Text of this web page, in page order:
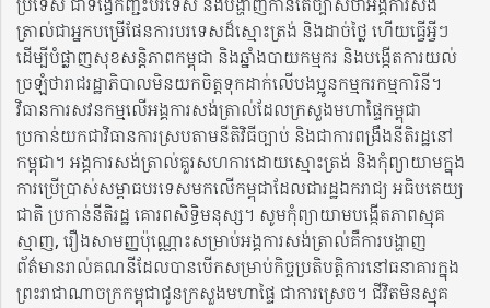
ត្រាល់ជាអ្នកបម្រើផែនការបរទេសដ៏ស្មោះត្រង់ និងដាច់ថ្លៃ ហើយធ្វើអ្វីៗ
ដើម្បីបំផ្លាញសុខសន្តិភាពកម្ពុជា និងឆ្នាំងបាយកម្មករ និងបង្កើតការយល់
ច្រឡំថារាជរដ្ឋាភិបាលមិនយកចិត្តទុកដាក់លើបងប្អូនកម្មករកម្មការិនី។
វិធានការសវនកម្មលើអង្គការសង់ត្រាល់ដែលក្រសួងមហាផ្ទៃកម្ពុជា
ប្រកាន់យកជាវិធានការស្របតាមនីតិវិធីច្បាប់ និងជាការពង្រឹងនីតិរដ្ឋនៅ
កម្ពុជា។ អង្គការសង់ត្រាល់គួរសហការដោយស្មោះត្រង់ និងកុំព្យាយាមក្នុង
ការប្រើប្រាស់សម្ពាធបរទេសមកលើកម្ពុជាដែលជារដ្ឋឯករាជ្យ អធិបតេយ្យ
ជាតិ ប្រកាន់នីតិរដ្ឋ គោរពសិទ្ធិមនុស្ស។ សូមកុំព្យាយាមបង្កើតភាពស្មុគ
ស្មាញ, រឿងសាមញ្ញប៉ុណ្ណោះសម្រាប់អង្គការសង់ត្រាល់គឺការបង្ហាញ
ព័ត៌មានរាល់គណនីដែលបានបើកសម្រាប់កិច្ចប្រតិបត្តិការនៅធនាគារក្នុង
ព្រះរាជាណាចក្រកម្ពុជាជូនក្រសួងមហាផ្ទៃ ជាការស្រេច។ ជីវិតមិនស្មុគ